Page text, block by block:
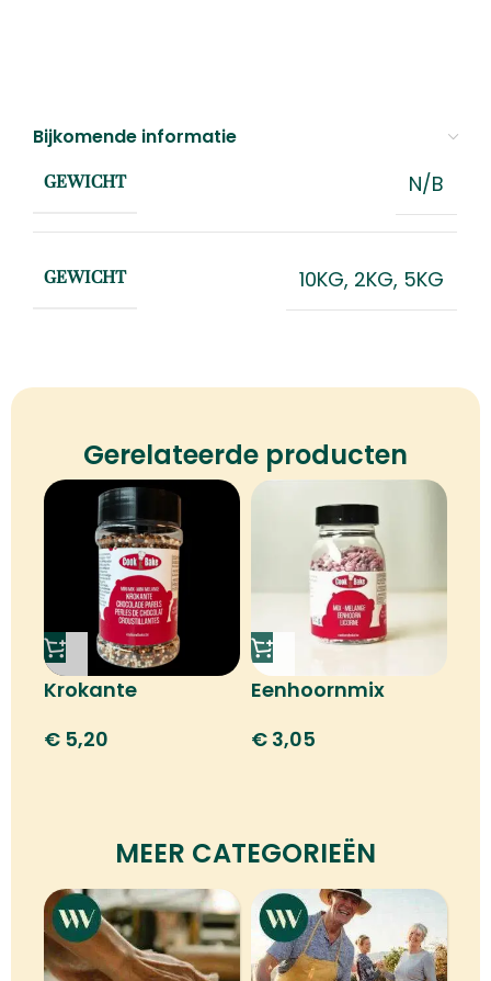
Bijkomende informatie
GEWICHT N/B
GEWICHT 10KG, 2KG, 5KG
Gerelateerde producten
Krokante
€ 5,20
Eenhoornmix
€ 3,05
MEER CATEGORIEËN